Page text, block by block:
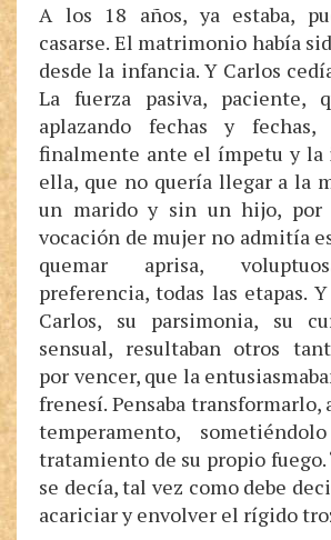
A los 18 años, ya estaba,
casarse. El matrimonio había
desde la infancia. Y Carlos
La fuerza pasiva, paciente,
aplazando fechas y fechas,
finalmente ante el ímpetu y la
ella, que no quería llegar a la
un marido y sin un hijo, por
vocación de mujer no admitía
quemar aprisa,
preferencia, todas las etapas.
Carlos, su parsimonia, su
sensual, resultaban otros
por vencer, que la
frenesí. Pensaba transformarlo,
temperamento,
tratamiento de su propio fuego.
se decía, tal vez como debe
acariciar y envolver el rígido